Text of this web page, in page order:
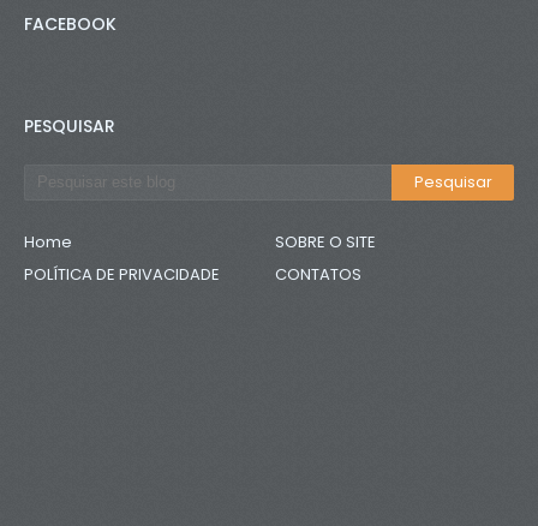
FACEBOOK
PESQUISAR
Home
SOBRE O SITE
POLÍTICA DE PRIVACIDADE
CONTATOS